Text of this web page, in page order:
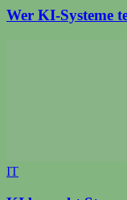
Wer KI-Systeme
IT